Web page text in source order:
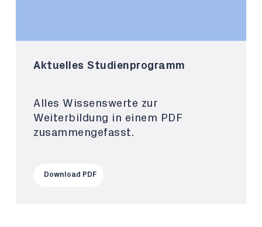
Aktuelles Studienprogramm
Alles Wissenswerte zur
Weiterbildung in einem PDF
zusammengefasst.
Download PDF